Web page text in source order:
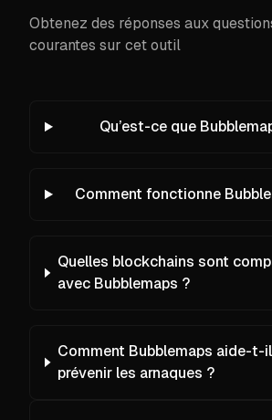
Obtenez des réponses aux
courantes sur cet outil
Qu’est-ce que
Comment fonctionne
Quelles blockchains sont
avec Bubblemaps ?
Comment Bubblemaps aide-t-
prévenir les arnaques ?